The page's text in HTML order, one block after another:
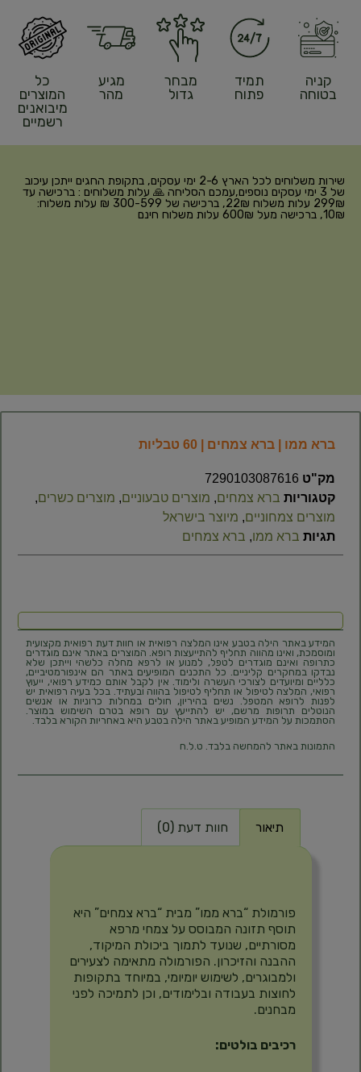
קניה
בטוחה
תמיד
פתוח
מבחר
גדול
מגיע
מהר
כל
המוצרים
מיבואנים
רשמיים
שירות משלוחים לכל הארץ 2-6 ימי עסקים, בתקופת החגים ייתכן עיכוב
של 3 ימי עסקים נוספים,עמכם הסליחה 🙏 עלות משלוחים : ברכישה עד
299₪ עלות משלוח 22₪, ברכישה של 300-599 ₪ עלות משלוח:
10₪, ברכישה מעל 600₪ עלות משלוח חינם
ברא ממו | ברא צמחים | 60 טבליות
מק"ט 7290103087616
קטגוריות ברא צמחים, מוצרים טבעוניים, מוצרים כשרים,
מוצרים צמחוניים, מיוצר בישראל
תגיות ברא ממו, ברא צמחים
המידע באתר הילה בטבע אינו המלצה רפואית או חוות דעת רפואית מקצועית
ומוסמכת, ואינו מהווה תחליף להתייעצות רופא. המוצרים באתר אינם מוגדרים
כתרופה ואינם מוגדרים לטפל, למנוע או לרפא מחלה כלשהי וייתכן שלא
נבדקו במחקרים קליניים. כל התכנים המופיעים באתר הם אינפורמטיביים,
כלליים ומיועדים לצורכי העשרה ולימוד. אין לקבל אותם כמידע רפואי, ייעוץ
רפואי, המלצה לטיפול או תחליף לטיפול בהווה ובעתיד. בכל בעיה רפואית יש
לפנות לרופא המטפל. נשים בהיריון, חולים במחלות כרוניות או אנשים
הנוטלים תרופות מרשם, יש להתייעץ עם רופא בטרם השימוש במוצר.
הסתמכות על המידע המופיע באתר הילה בטבע היא באחריות הקורא בלבד.
התמונות באתר להמחשה בלבד. ט.ל.ח
תיאור חוות דעת (0)
פורמולת “ברא ממו” מבית “ברא צמחים” היא
תוסף תזונה המבוסס על צמחי מרפא
מסורתיים, שנועד לתמוך ביכולת המיקוד,
ההבנה והזיכרון. הפורמולה מתאימה לצעירים
ולמבוגרים, לשימוש יומיומי, במיוחד בתקופות
לחוצות בעבודה ובלימודים, וכן לתמיכה לפני
מבחנים.
רכיבים בולטים: